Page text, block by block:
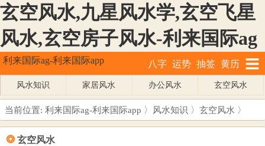
玄空风水,九星风水学,玄空飞星
风水,玄空房子风水-利来国际ag
利来国际ag-利来国际app 八字 运势 抽签 黄历
风水知识 家居风水 办公风水 玄空风水
当前位置: 利来国际ag-利来国际app 〉 风水知识 〉 玄空风水 〉
❂ 玄空风水